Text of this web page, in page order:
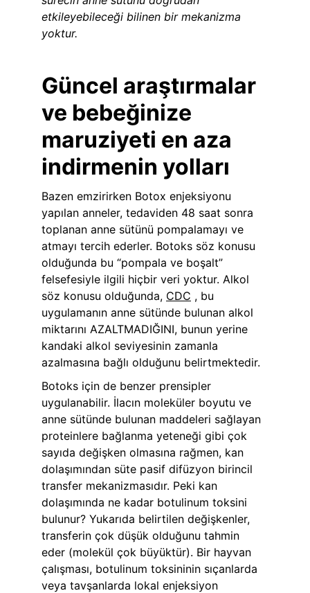
etkileyebileceği bilinen bir mekanizma
yoktur.
Güncel araştırmalar
ve bebeğinize
maruziyeti en aza
indirmenin yolları
Bazen emzirirken Botox enjeksiyonu
yapılan anneler, tedaviden 48 saat sonra
toplanan anne sütünü pompalamayı ve
atmayı tercih ederler. Botoks söz konusu
olduğunda bu “pompala ve boşalt”
felsefesiyle ilgili hiçbir veri yoktur. Alkol
söz konusu olduğunda, CDC , bu
uygulamanın anne sütünde bulunan alkol
miktarını AZALTMADIĞINI, bunun yerine
kandaki alkol seviyesinin zamanla
azalmasına bağlı olduğunu belirtmektedir.
Botoks için de benzer prensipler
uygulanabilir. İlacın moleküler boyutu ve
anne sütünde bulunan maddeleri sağlayan
proteinlere bağlanma yeteneği gibi çok
sayıda değişken olmasına rağmen, kan
dolaşımından süte pasif difüzyon birincil
transfer mekanizmasıdır. Peki kan
dolaşımında ne kadar botulinum toksini
bulunur? Yukarıda belirtilen değişkenler,
transferin çok düşük olduğunu tahmin
eder (molekül çok büyüktür). Bir hayvan
çalışması, botulinum toksininin sıçanlarda
veya tavşanlarda lokal enjeksiyon